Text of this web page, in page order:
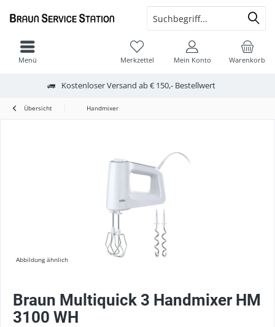
Kostenloser Versand ab € 150,- Bestellwert
Warenkorb
Merkzettel Mein Konto
Menü
Übersicht Handmixer
Abbildung ähnlich
Braun Multiquick 3 Handmixer HM
3100 WH